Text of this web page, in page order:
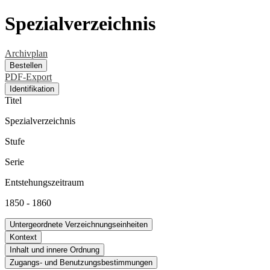
Spezialverzeichnis
Archivplan
Bestellen
PDF-Export
Identifikation
Titel
Spezialverzeichnis
Stufe
Serie
Entstehungszeitraum
1850 - 1860
Untergeordnete Verzeichnungseinheiten
Kontext
Inhalt und innere Ordnung
Zugangs- und Benutzungsbestimmungen